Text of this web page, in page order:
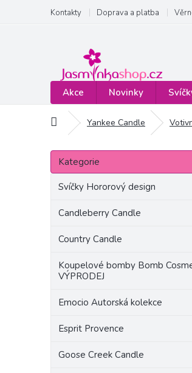
obsah
Kontakty Doprava a platba
Akce Novinky
Domů Yankee Candle
P
s
Přeskočit
kategorie
Kategorie
Svíčky Hororový design
Candleberry Candle
Country Candle
Koupelové bomby Bomb
VÝPRODEJ
Emocio Autorská kolekce
Esprit Provence
Goose Creek Candle